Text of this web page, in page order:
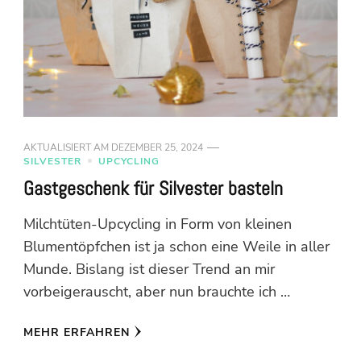
AKTUALISIERT AM DEZEMBER 25, 2024
SILVESTER
UPCYCLING
Gastgeschenk für Silvester basteln
Milchtüten-Upcycling in Form von kleinen
Blumentöpfchen ist ja schon eine Weile in aller
Munde. Bislang ist dieser Trend an mir
vorbeigerauscht, aber nun brauchte ich …
MEHR ERFAHREN